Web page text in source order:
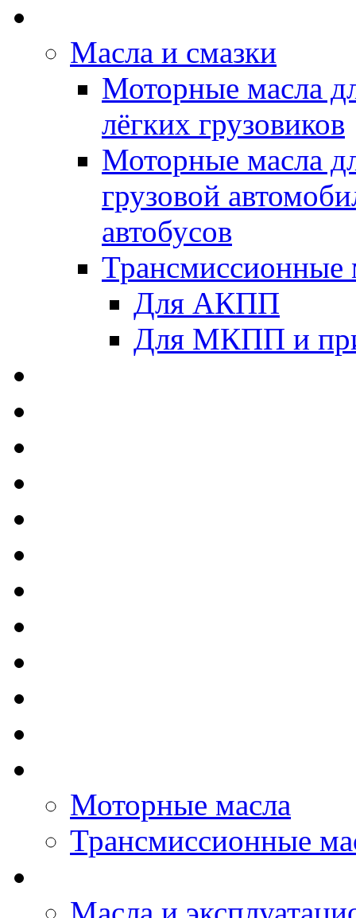
Масла и смазки
Моторные масла
лёгких грузовиков
Моторные масла
грузовой
автобусов
Трансмиссионные
Для АКПП
Для МКПП и
Моторные масла
Трансмиссионные